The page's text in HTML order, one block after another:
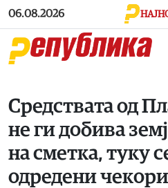
Skip to main content
06.08.2026
Средствата од
не ги добива
на сметка, туку
одредени